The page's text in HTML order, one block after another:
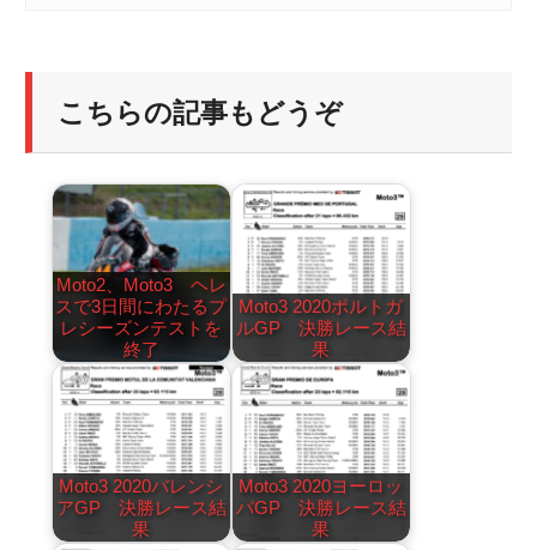
こちらの記事もどうぞ
Moto2、Moto3 ヘレ
スで3日間にわたるプ
レシーズンテストを
終了
Moto3 2020ポルトガ
ルGP 決勝レース結
果
Moto3 2020バレンシ
アGP 決勝レース結
果
Moto3 2020ヨーロッ
パGP 決勝レース結
果